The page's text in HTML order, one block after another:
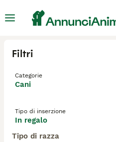
Filtri
Categorie
Cani
Tipo di inserzione
In regalo
Tipo di razza